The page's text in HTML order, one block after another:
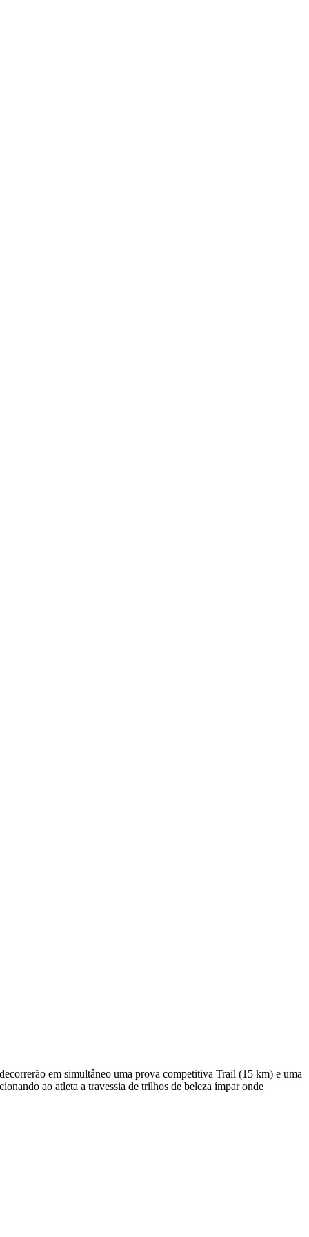
em simultâneo uma prova competitiva Trail (15 km) e uma
ao atleta a travessia de trilhos de beleza ímpar onde